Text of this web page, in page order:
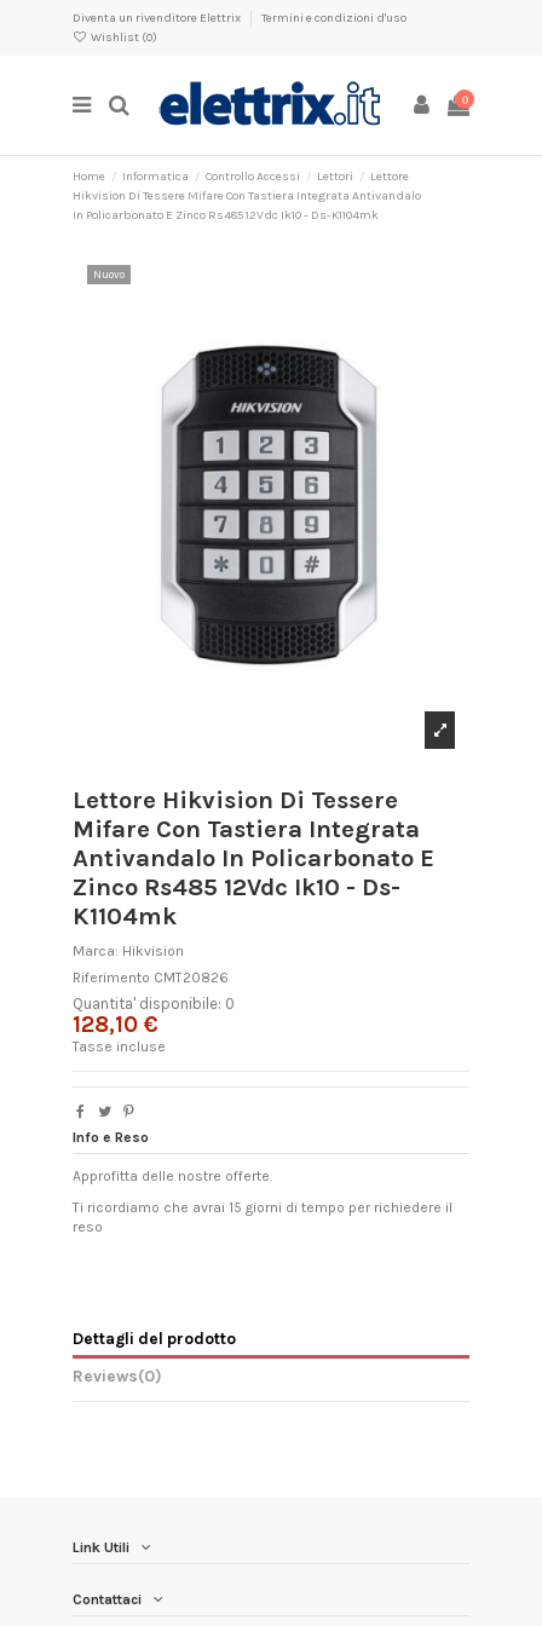
Diventa un rivenditore Elettrix
Termini e condizioni d'uso
Wishlist (0)
0
Home Informatica Controllo Accessi Lettori
Lettore
Hikvision Di Tessere Mifare Con Tastiera Integrata Antivandalo
In Policarbonato E Zinco Rs485 12Vdc Ik10 - Ds-K1104mk
Nuovo
Lettore Hikvision Di Tessere
Mifare Con Tastiera Integrata
Antivandalo In Policarbonato E
Zinco Rs485 12Vdc Ik10 - Ds-
K1104mk
Marca: Hikvision
Riferimento CMT20826
Quantita' disponibile: 0
128,10 €
Tasse incluse
Info e Reso
Approfitta delle nostre offerte.
Ti ricordiamo che avrai 15 giorni di tempo per richiedere il
reso
Dettagli del prodotto
Reviews(0)
Link Utili
Contattaci